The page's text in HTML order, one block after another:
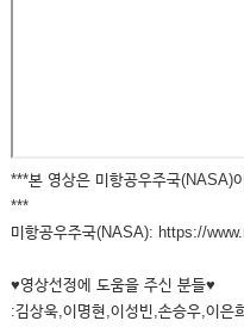
***본 영상은 미항공우주국(NASA)
***
미항공우주국(NASA): https://
♥영상선정에 도움을 주신 분들♥
:김상욱,이명현,이성빈,손승우,이은희